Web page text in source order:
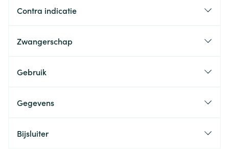
Contra indicatie
Zwangerschap
Gebruik
Gegevens
Bijsluiter